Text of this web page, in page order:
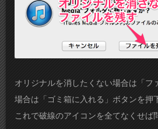
オリジナルを消したくない場合は「フ
場合は「ゴミ箱に入れる」ボタンを押
これで破線のアイコンを全てなくせば